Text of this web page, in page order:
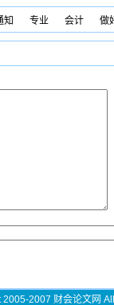
知 专业 会计 做
2005-2007 财会论文网